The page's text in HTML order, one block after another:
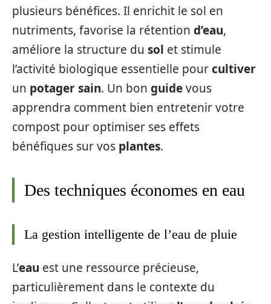
plusieurs bénéfices. Il enrichit le sol en
nutriments, favorise la rétention d’eau,
améliore la structure du sol et stimule
l’activité biologique essentielle pourcultiver
un potager sain. Un bon guidevous
apprendra comment bien entretenir votre
compost pour optimiser ses effets
bénéfiques sur vos plantes.
Des techniques économes en eau
La gestion intelligente de l’eau de pluie
L’eau est une ressource précieuse,
particulièrement dans le contexte du